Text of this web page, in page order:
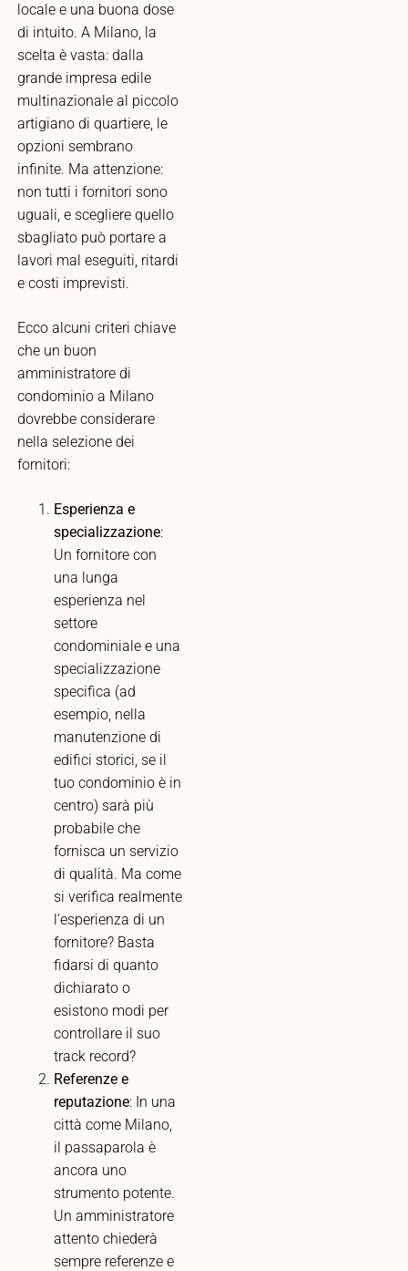
locale e una buona dose
di intuito. A Milano, la
scelta è vasta: dalla
grande impresa edile
multinazionale al piccolo
artigiano di quartiere, le
opzioni sembrano
infinite. Ma attenzione:
non tutti i fornitori sono
uguali, e scegliere quello
sbagliato può portare a
lavori mal eseguiti, ritardi
e costi imprevisti.
Ecco alcuni criteri chiave
che un buon
amministratore di
condominio a Milano
dovrebbe considerare
nella selezione dei
fornitori:
Esperienza e
specializzazione:
Un fornitore con
una lunga
esperienza nel
settore
condominiale e una
specializzazione
specifica (ad
esempio, nella
manutenzione di
edifici storici, se il
tuo condominio è in
centro) sarà più
probabile che
fornisca un servizio
di qualità. Ma come
si verifica realmente
l’esperienza di un
fornitore? Basta
fidarsi di quanto
dichiarato o
esistono modi per
controllare il suo
track record?
Referenze e
reputazione: In una
città come Milano,
il passaparola è
ancora uno
strumento potente.
Un amministratore
attento chiederà
sempre referenze e